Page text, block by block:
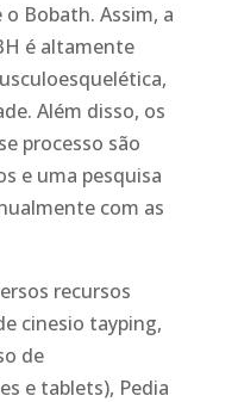
o Bobath. Assim, a
é altamente
Além disso, os
processo são
e uma pesquisa
com as
recursos
cinesio tayping,
de
e tablets), Pedia